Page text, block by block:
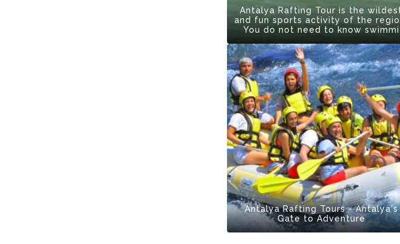
Antalya Rafting Tour is the
and fun sports activity of the
You do not need to know swimmi
Antalya Rafting Tours - Antalya's
Gate to Adventure